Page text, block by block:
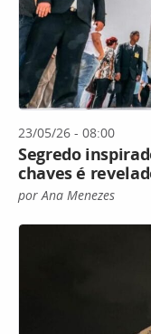
23/05/26 - 08:00
Segredo
chaves é
por Ana Menezes